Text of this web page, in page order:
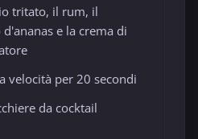
tritato, il rum, il
e la crema di
velocità per 20 secondi
da cocktail